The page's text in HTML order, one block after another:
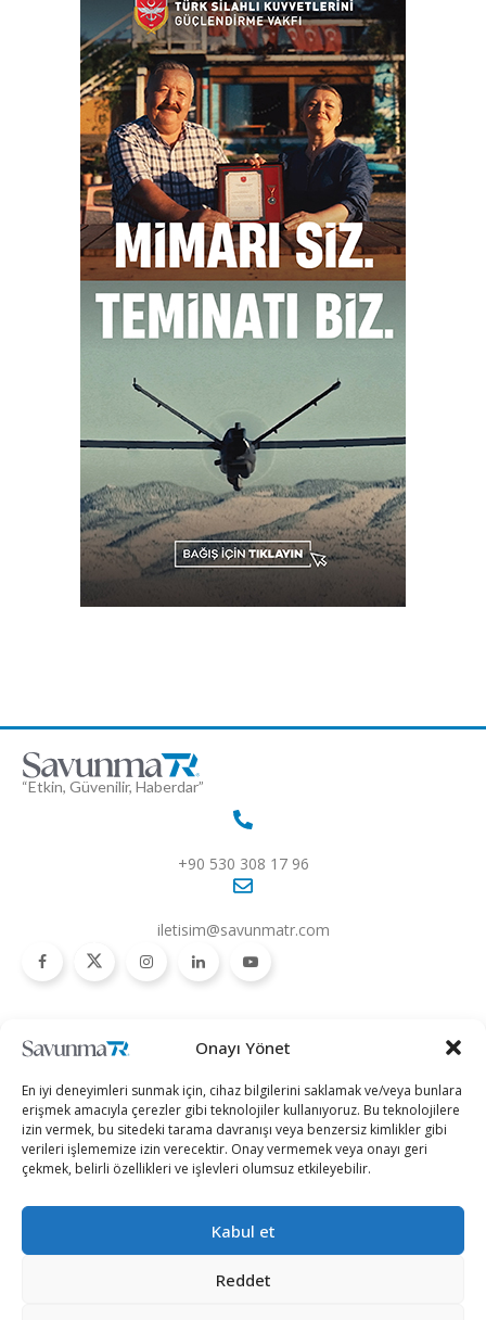
Onayı Yönet
En iyi deneyimleri sunmak için, cihaz bilgilerini saklamak ve/veya bunlara
erişmek amacıyla çerezler gibi teknolojiler kullanıyoruz. Bu teknolojilere
izin vermek, bu sitedeki tarama davranışı veya benzersiz kimlikler gibi
verileri işlememize izin verecektir. Onay vermemek veya onayı geri
çekmek, belirli özellikleri ve işlevleri olumsuz etkileyebilir.
Kabul et
Reddet
“Etkin, Güvenilir, Haberdar”
+90 530 308 17 96
iletisim@savunmatr.com
Savunma Sanayii
Hava Platformları
Kara Platformları
Deniz Platformları
İnsansız Sistemler
Kategoriler
Siber Güvenlik
Teknoloji
Röportajlar
Politika
Dosya Haber
SavunmaTR
Hakkımızda
Kariyer
Gizlilik Politikası
Künye